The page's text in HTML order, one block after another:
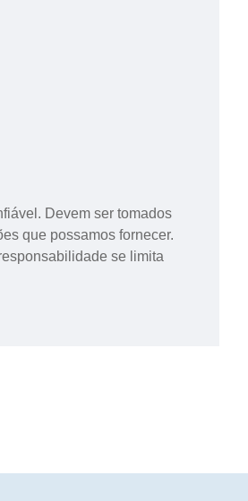
Devem ser tomados
que possamos fornecer.
se limita